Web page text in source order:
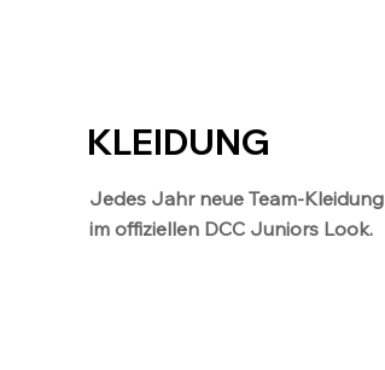
KLEIDUNG
Jedes Jahr neue Team-Kleidung
im offiziellen DCC Juniors Look.